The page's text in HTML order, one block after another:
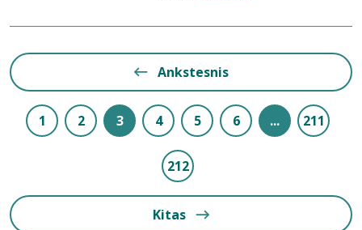
Ankstesnis
1 2 3 4 5 6 ... 211
212
Kitas